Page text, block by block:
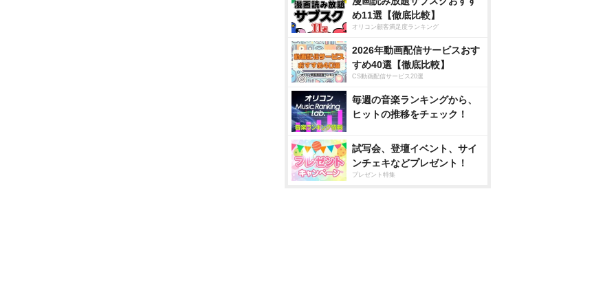
め11選【徹底比較】
オリコン顧客満足度ランキング
2026年動画配信サービスおす
すめ40選【徹底比較】
CS動画配信サービス20選
毎週の音楽ランキングから、
ヒットの推移をチェック！
試写会、登壇イベント、サイ
ンチェキなどプレゼント！
プレゼント特集